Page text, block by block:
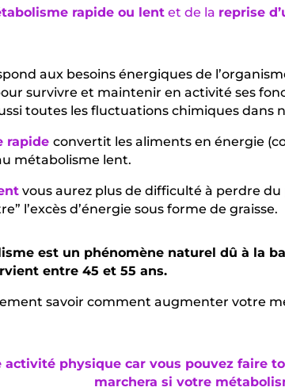
rapide ou lent et de la reprise
aux besoins énergiques de
survivre et maintenir en activité ses
toutes les fluctuations chimiques dans
rapideconvertit les aliments en énergie
métabolisme lent.
vous aurez plus de difficulté à perdre
l’excès d’énergie sous forme de graisse.
est un phénomène naturel dû à la
entre 45 et 55 ans.
savoir comment augmenter votre
physique car vous pouvez faire
marchera si votre